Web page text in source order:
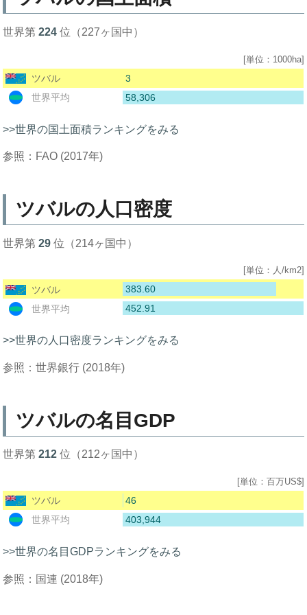
世界第224 位（227ヶ国中）
[単位：1000ha]
ツバル
3
世界平均
58,306
>>世界の国土面積ランキングをみる
参照：FAO (2017年)
ツバルの人口密度
世界第29 位（214ヶ国中）
[単位：人/km2]
ツバル
383.60
世界平均
452.91
>>世界の人口密度ランキングをみる
参照：世界銀行 (2018年)
ツバルの名目GDP
世界第212 位（212ヶ国中）
[単位：百万US$]
ツバル
46
世界平均
403,944
>>世界の名目GDPランキングをみる
参照：国連 (2018年)